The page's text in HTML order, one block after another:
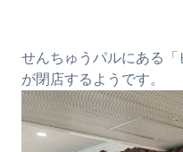
せんちゅうパルにある「
が閉店するようです。